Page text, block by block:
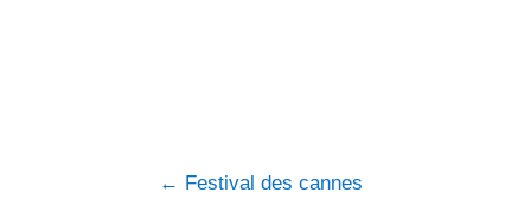
← Festival des cannes